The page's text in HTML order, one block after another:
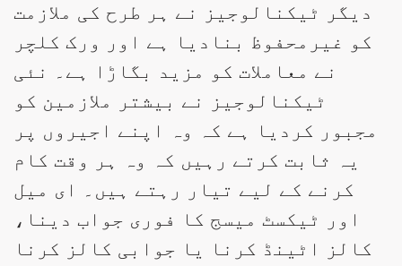
دیگر ٹیکنالوجیز نے ہر طرح کی ملازمت
کو غیرمحفوظ بنادیا ہے اور ورک کلچر
نے معاملات کو مزید بگاڑا ہے۔ نئی
ٹیکنالوجیز نے بیشتر ملازمین کو
مجبور کردیا ہے کہ وہ اپنے اجیروں پر
یہ ثابت کرتے رہیں کہ وہ ہر وقت کام
کرنے کے لیے تیار رہتے ہیں۔ ای میل
اور ٹیکسٹ میسج کا فوری جواب دینا،
کالز اٹینڈ کرنا یا جوابی کالز کرنا